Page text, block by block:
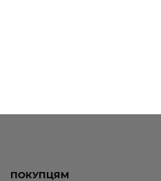
ПОКУПЦЯМ